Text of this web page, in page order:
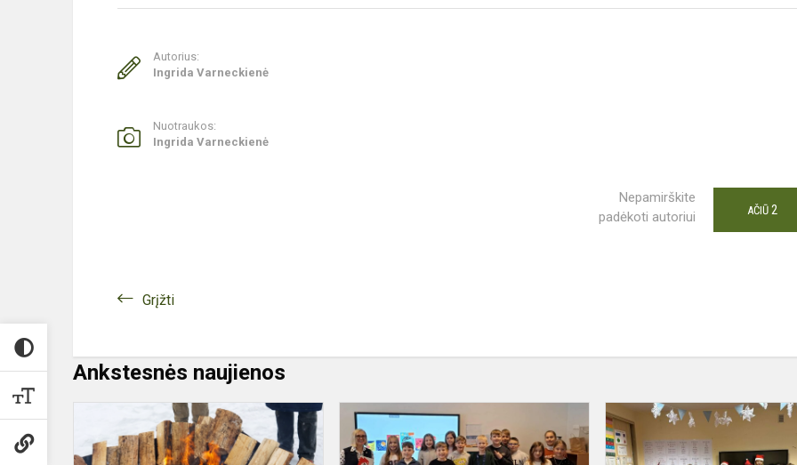
Autorius:
Ingrida Varneckienė
Nuotraukos:
Ingrida Varneckienė
Nepamirškite
padėkoti autoriui
AČIŪ 2
Grįžti
Ankstesnės naujienos
MININT
LAISVĖS
GYNĖJŲ
RIMO
PAMOKOS
SU